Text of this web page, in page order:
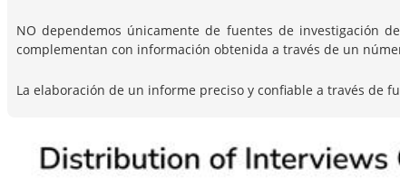
NO dependemos únicamente de fuentes de investigación
complementan con información obtenida a través de un
La elaboración de un informe preciso y confiable a través de